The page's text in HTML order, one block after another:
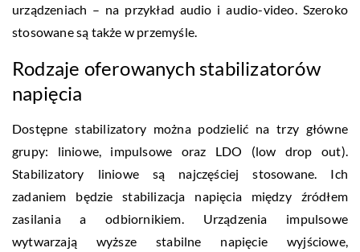
urządzeniach – na przykład audio i audio-video. Szeroko
stosowane są także w przemyśle.
Rodzaje oferowanych stabilizatorów
napięcia
Dostępne stabilizatory można podzielić na trzy główne
grupy: liniowe, impulsowe oraz LDO (low drop out).
Stabilizatory liniowe są najczęściej stosowane. Ich
zadaniem będzie stabilizacja napięcia między źródłem
zasilania a odbiornikiem. Urządzenia impulsowe
wytwarzają wyższe stabilne napięcie wyjściowe,